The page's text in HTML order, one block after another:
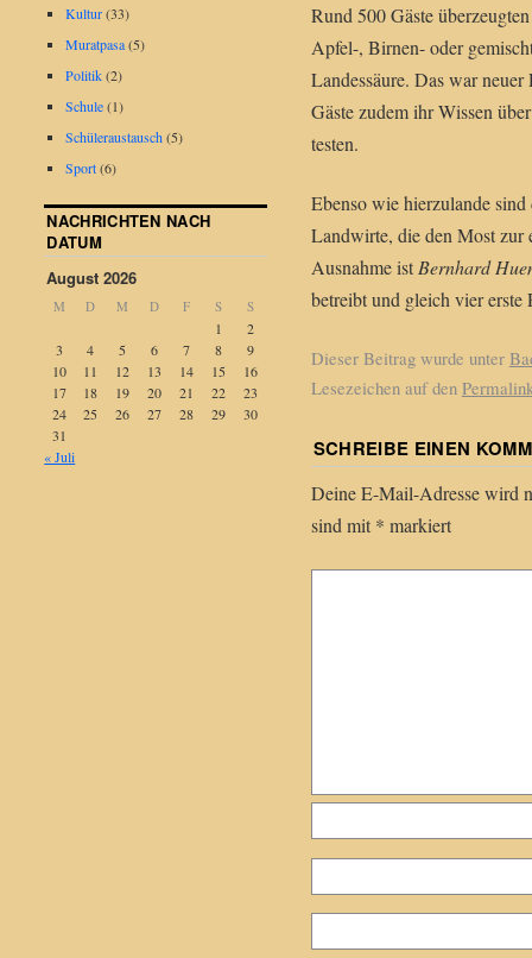
Rund 500 Gäste
Apfel-, Birnen- oder
Landessäure. Das war
Gäste zudem ihr Wissen
testen.
Ebenso wie hierzulande
Landwirte, die den Most zur
Ausnahme istBernhard
betreibt und gleich vier erste
Dieser Beitrag wurde unter
Lesezeichen auf den
SCHREIBE EINEN
Deine E-Mail-Adresse wird
sind mit * markiert
Kultur(33)
Muratpasa(5)
Politik(2)
Schule(1)
Schüleraustausch(5)
Sport(6)
NACHRICHTEN NACH
DATUM
August 2026
M D M D F S S
1
2
3
4 5 6 7 8
9
10
11 12 13 14 15
16
17
18 19 20 21 22
23
24
25 26 27 28 29
30
31
« Juli